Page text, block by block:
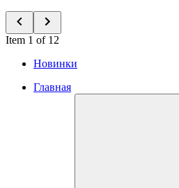
Item 1 of 12
Новинки
Главная